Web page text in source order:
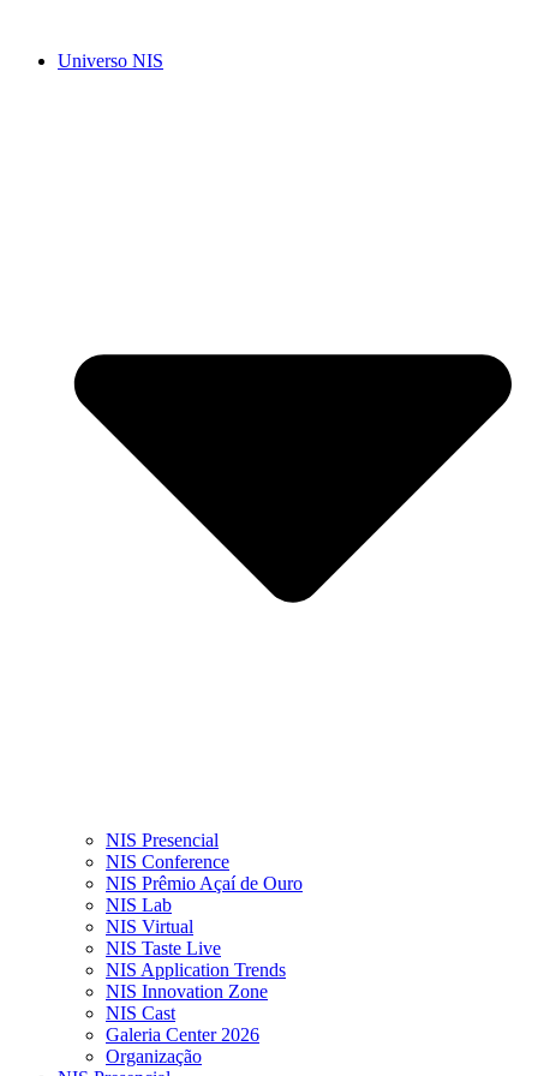
Universo NIS
NIS Presencial
NIS Conference
NIS Prêmio Açaí de Ouro
NIS Lab
NIS Virtual
NIS Taste Live
NIS Application Trends
NIS Innovation Zone
NIS Cast
Galeria Center 2026
Organização